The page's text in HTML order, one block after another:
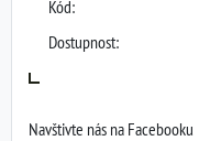
Kód:
Dostupnost:
Navštivte nás na Facebooku